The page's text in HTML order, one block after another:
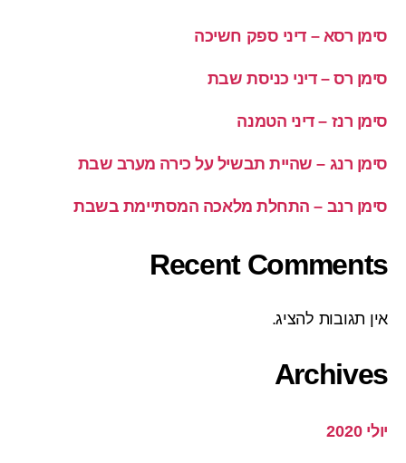
סימן רסא – דיני ספק חשיכה
סימן רס – דיני כניסת שבת
סימן רנז – דיני הטמנה
סימן רנג – שהיית תבשיל על כירה מערב שבת
סימן רנב – התחלת מלאכה המסתיימת בשבת
Recent Comments
אין תגובות להציג.
Archives
יולי 2020